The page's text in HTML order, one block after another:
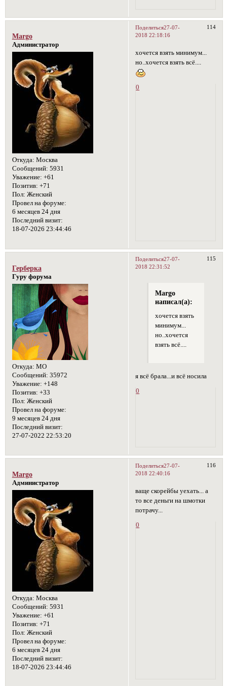
Поделиться 114
27-07-
2018 22:18:16
Margo
Администратор
Откуда: Москва
Сообщений: 5931
Уважение: +61
Позитив: +71
Пол: Женский
Провел на форуме:
6 месяцев 24 дня
Последний визит:
18-07-2026 23:44:46
хочется взять минимум...
но..хочется взять всё....
0
Поделиться 115
27-07-
2018 22:31:52
Герберка
Гуру форума
Откуда: МО
Сообщений: 35972
Уважение: +148
Позитив: +33
Пол: Женский
Провел на форуме:
9 месяцев 24 дня
Последний визит:
27-07-2022 22:53:20
Margo
написал(а):
хочется взять
минимум...
но..хочется
взять всё....
я всё брала...и всё носила
0
Поделиться 116
27-07-
2018 22:40:16
Margo
Администратор
Откуда: Москва
Сообщений: 5931
Уважение: +61
Позитив: +71
Пол: Женский
Провел на форуме:
6 месяцев 24 дня
Последний визит:
18-07-2026 23:44:46
ваще скорейбы уехать... а
то все деньги на шмотки
потрачу...
0